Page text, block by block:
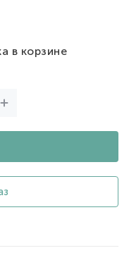
в корзине